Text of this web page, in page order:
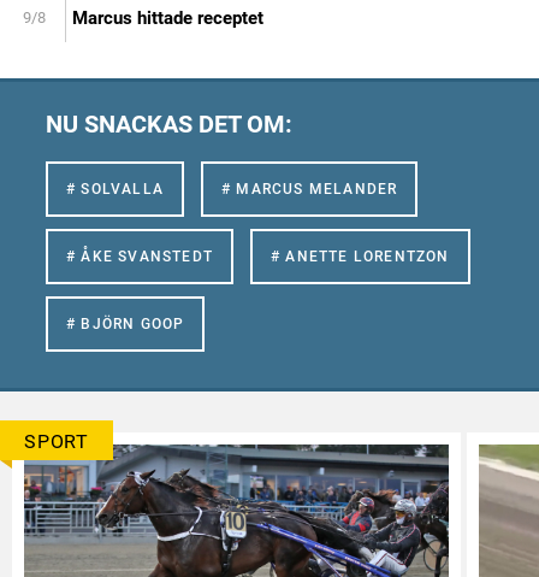
9/8 Marcus hittade receptet
NU SNACKAS DET OM:
# SOLVALLA # MARCUS MELANDER
# ÅKE SVANSTEDT # ANETTE LORENTZON
# BJÖRN GOOP
SPORT